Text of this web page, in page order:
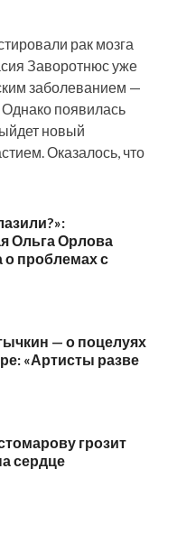
рак мозга
Заворотнюс уже
заболеванием —
Однако появилась
новый
Оказалось, что
Ольга Орлова
о проблемах с
— о поцелуях
«Артисты разве
грозит
сердце